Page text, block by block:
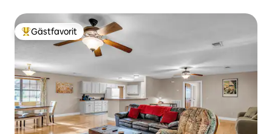
Populär gästfavorit
Gästfavorit